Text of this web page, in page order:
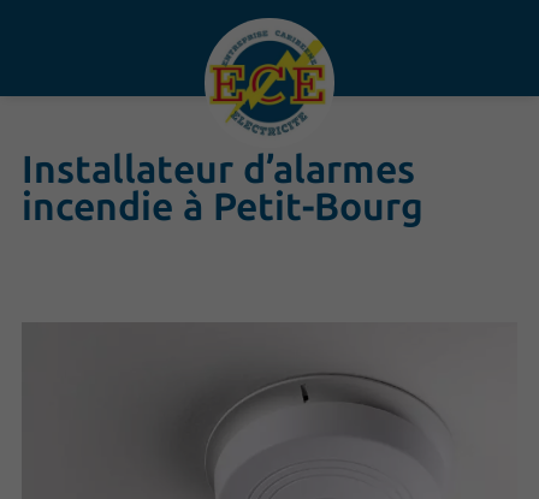
Installateur d’alarmes
incendie à Petit-Bourg